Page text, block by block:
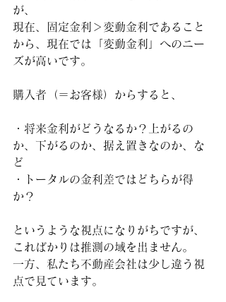
が、
現在、固定金利＞変動金利であること
から、現在では「変動金利」へのニー
ズが高いです。
購入者（＝お客様）からすると、
・将来金利がどうなるか？上がるの
か、下がるのか、据え置きなのか、な
ど
・トータルの金利差ではどちらが得
か？
というような視点になりがちですが、
こればかりは推測の域を出ません。
一方、私たち不動産会社は少し違う視
点で見ています。